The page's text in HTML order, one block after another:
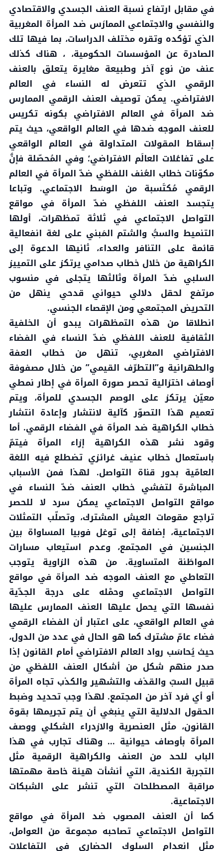
في مقابل ارتفاع نسبة العنف الجسدي والاقتصادي
والنفسي والاجتماعي الممارَس ضد المرأة المغربية
الذي تؤكده وتقره مختلف الدراسات، بما فيها تلك
الصادرة عن المؤسسات الحكومية، ، هناك كذلك
عنف من نوع آخر وطبيعة مغايرة يتعلق بالعنف
الرقمي الذي تتعرض له النساء في العالم
الافتراضي. يمكن توصيف العنف الرقمي الممارس
ضد المرأة في العالم الافتراضي بكونه تكريس
للعنف الموجه ضدها في العالم الواقعي، حيث يتم
إسقاط المقولات المتداولة في العالم الواقعي
على تفاعُلات العالَم الافتراضي؛ وفي المُحصّلة فإنَّ
مكوّنات خطاب العُنف اللفظي ضدّ المرأة في العالم
الرقمي مُكتَسبة من الوسَط الاجتماعي. وتباعا
يتجسد العنف اللفظي ضدّ المرأة في مواقع
التواصل الاجتماعي في ثلاثة تمظهرات، أولها
التنميط والسبُّ والشتم المَبني على لغة انفعالية
قائمة على التنافر والعداء، ثانيها الدعوة إلى
الكراهية من خلال خطاب صدامي يرتكز على التمييز
السلبي ضدّ المرأة وثالثها يتجلى في منسوب
مرتفع لحقل دلالي حيواني قدحي ينهل من
التحريض المجتمعي ومن الإقصاء الجنسي.
انطلاقا من هذه التمظهرات يبدو أن الخلفية
الثقافية للعنف اللفظي ضدّ النساء في الفضاء
الافتراضي المغربي، تنهل من خطاب العفة
والطهرانية و”التطرّف القيمي” من خلال مصفوفة
أوصاف اختزالية تحصر صورة المرأة في إطار نمطي
معيّن يرتكز على الوصم الجسدي للمرأة، ويتم
تعميم هذا التصوّر كآلية لانتشار وإعادة انتشار
خطاب الكراهية ضد المرأة في الفضاء الرقمي. أما
وقود نشر هذه الكراهية إزاء المرأة فيتمّ
باستعمال خطاب عنيف غرائزي تضطلع فيه اللغة
العامّية بدور قناة التواصل. لهذا فمن الأسباب
المباشرة لتفشي خطاب العنف ضدّ النساء في
مواقع التواصل الاجتماعي يمكن سرد لا للحصر
تراجع مقومات العيش المشترك، وتصلّب التمثلات
الاجتماعية، إضافة إلى توغل فوبيا المساواة بين
الجنسين في المجتمع، وعدم استيعاب مسارات
المواطَنة المتساوية. من هذه الزاوية يتوجب
التعاطي مع العنف الموجه ضد المرأة في مواقع
التواصل الاجتماعي وحمْله على درجة الجدّية
نفسها التي يحمل عليها العنف الممارس عليها
في العالم الواقعي، على اعتبار أن الفضاء الرقمي
فضاء عامّ مشترك كما هو الحال في عدد من الدول،
حيث يُحاسَب رواد العالم الافتراضي أمام القانون إذا
صدر منهم شكل من أشكال العنف اللفظي من
قبيل السبّ والقذف والتشهير والكذب تجاه المرأة
أو أي فرد آخر من المجتمع. لهذا وجب تحديد وضبط
الحقول الدلالية التي ينبغي أن يتم تجريمها بقوة
القانون، مثل العنصرية والازدراء الشكلي ووصف
المرأة بأوصاف حيوانية … وهناك تجارب في هذا
الباب للحد من العنف والكراهية الرقمية مثل
التجربة الكندية، التي أنشأت هيئة خاصة مهمتها
مراقبة المصطلحات التي تنشر على الشبكات
الاجتماعية.
كما أن العنف المصوب ضد المرأة في مواقع
التواصل الاجتماعي تصاحبه مجموعة من العوامل،
مثل انعدام السلوك الحضاري في التفاعلات